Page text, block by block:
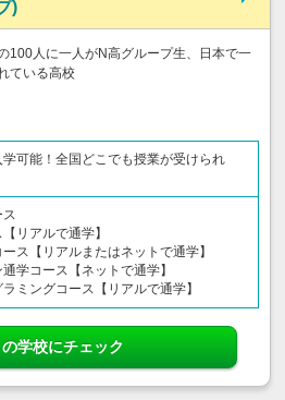
)
100人に一人がN高グループ生、日本で一
ている高校
可能！全国どこでも授業が受けられ
リアルで通学】
ス【リアルまたはネットで通学】
学コース【ネットで通学】
ミングコース【リアルで通学】
の学校にチェック